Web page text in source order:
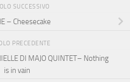
SUCCESSIVO
– Cheesecake
PRECEDENTE
DI MAJO QUINTET– Nothing
is in vain